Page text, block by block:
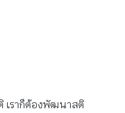
ติ เราก็ต้องพัฒนาสติ